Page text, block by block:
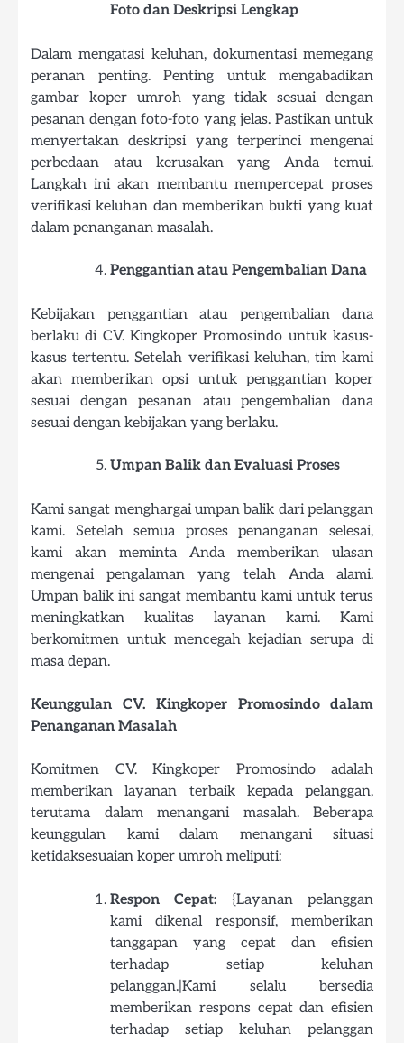
Foto dan Deskripsi Lengkap
Dalam mengatasi keluhan, dokumentasi memegang
peranan penting. Penting untuk mengabadikan
gambar koper umroh yang tidak sesuai dengan
pesanan dengan foto-foto yang jelas. Pastikan untuk
menyertakan deskripsi yang terperinci mengenai
perbedaan atau kerusakan yang Anda temui.
Langkah ini akan membantu mempercepat proses
verifikasi keluhan dan memberikan bukti yang kuat
dalam penanganan masalah.
Penggantian atau Pengembalian Dana
Kebijakan penggantian atau pengembalian dana
berlaku di CV. Kingkoper Promosindo untuk kasus-
kasus tertentu. Setelah verifikasi keluhan, tim kami
akan memberikan opsi untuk penggantian koper
sesuai dengan pesanan atau pengembalian dana
sesuai dengan kebijakan yang berlaku.
Umpan Balik dan Evaluasi Proses
Kami sangat menghargai umpan balik dari pelanggan
kami. Setelah semua proses penanganan selesai,
kami akan meminta Anda memberikan ulasan
mengenai pengalaman yang telah Anda alami.
Umpan balik ini sangat membantu kami untuk terus
meningkatkan kualitas layanan kami. Kami
berkomitmen untuk mencegah kejadian serupa di
masa depan.
Keunggulan CV. Kingkoper Promosindo dalam
Penanganan Masalah
Komitmen CV. Kingkoper Promosindo adalah
memberikan layanan terbaik kepada pelanggan,
terutama dalam menangani masalah. Beberapa
keunggulan kami dalam menangani situasi
ketidaksesuaian koper umroh meliputi:
Respon Cepat: {Layanan pelanggan
kami dikenal responsif, memberikan
tanggapan yang cepat dan efisien
terhadap setiap keluhan
pelanggan.|Kami selalu bersedia
memberikan respons cepat dan efisien
terhadap setiap keluhan pelanggan